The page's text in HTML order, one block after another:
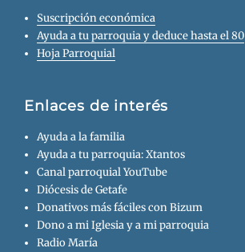
Suscripción económica
Ayuda a tu parroquia y deduce hasta el 80
Hoja Parroquial
Enlaces de interés
Ayuda a la familia
Ayuda a tu parroquia: Xtantos
Canal parroquial YouTube
Diócesis de Getafe
Donativos más fáciles con Bizum
Dono a mi Iglesia y a mi parroquia
Radio María